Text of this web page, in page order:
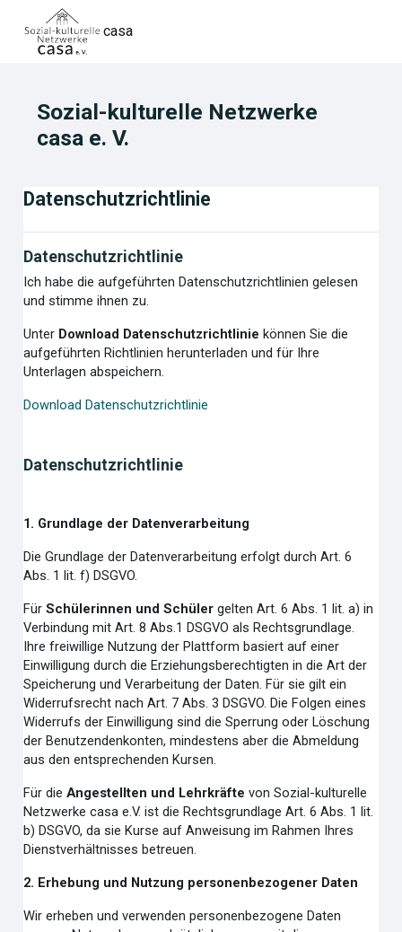
Zum Hauptinhalt
casa
Sozial-kulturelle Netzwerke
casa e. V.
Datenschutzrichtlinie
Datenschutzrichtlinie
Ich habe die aufgeführten Datenschutzrichtlinien gelesen
und stimme ihnen zu.
Unter Download Datenschutzrichtliniekönnen Sie die
aufgeführten Richtlinien herunterladen und für Ihre
Unterlagen abspeichern.
Download Datenschutzrichtlinie
Datenschutzrichtlinie
1. Grundlage der Datenverarbeitung
Die Grundlage der Datenverarbeitung erfolgt durch Art. 6
Abs. 1 lit. f) DSGVO.
FürSchülerinnen und Schüler gelten Art. 6 Abs. 1 lit. a) in
Verbindung mit Art. 8 Abs.1 DSGVO als Rechtsgrundlage.
Ihre freiwillige Nutzung der Plattform basiert auf einer
Einwilligung durch die Erziehungsberechtigten in die Art der
Speicherung und Verarbeitung der Daten. Für sie gilt ein
Widerrufsrecht nach Art. 7 Abs. 3 DSGVO. Die Folgen eines
Widerrufs der Einwilligung sind die Sperrung oder Löschung
der Benutzendenkonten, mindestens aber die Abmeldung
aus den entsprechenden Kursen.
Für dieAngestellten und Lehrkräfte von Sozial-kulturelle
Netzwerke casa e.V. ist die Rechtsgrundlage Art. 6 Abs. 1 lit.
b) DSGVO, da sie Kurse auf Anweisung im Rahmen Ihres
Dienstverhältnisses betreuen.
2. Erhebung und Nutzung personenbezogener Daten
Wir erheben und verwenden personenbezogene Daten